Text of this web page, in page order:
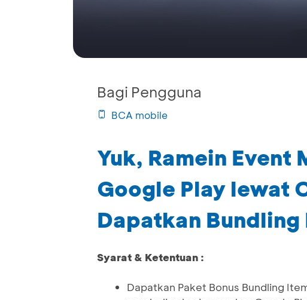
Bagi Pengguna
BCA mobile
Yuk, Ramein Event
Google Play lewat
Dapatkan Bundling
Syarat & Ketentuan :
Dapatkan Paket Bonus Bundling